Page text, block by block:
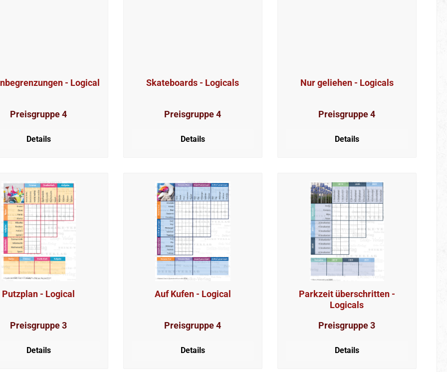
- Logical
Preisgruppe 4
Details
Skateboards - Logicals
Preisgruppe 4
Details
Nur geliehen - Logicals
Preisgruppe 4
Details
Putzplan - Logical
Preisgruppe 3
Details
Auf Kufen - Logical
Preisgruppe 4
Details
Parkzeit überschritten -
Logicals
Preisgruppe 3
Details